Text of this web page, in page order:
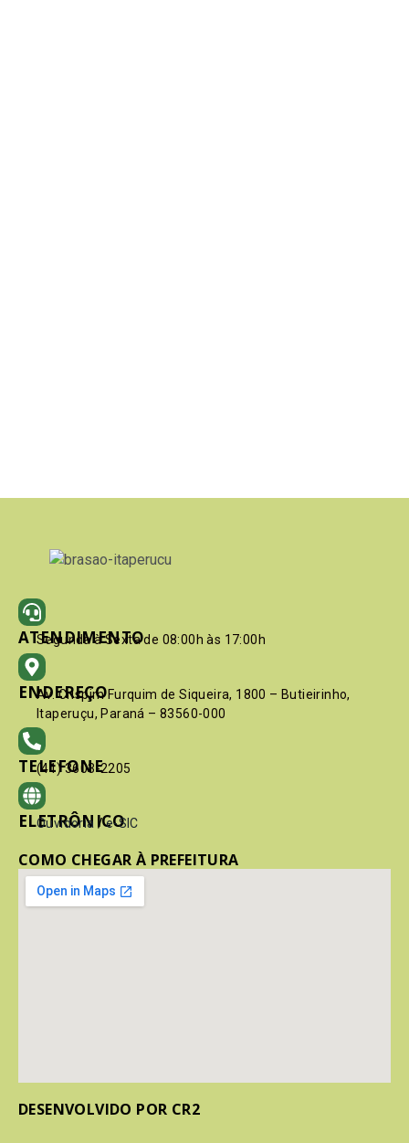
ATENDIMENTO
Segunda à Sexta de 08:00h às 17:00h
ENDEREÇO
Av. Crispim Furquim de Siqueira, 1800 – Butieirinho,
Itaperuçu, Paraná – 83560-000
TELEFONE
(41) 3603-2205
ELETRÔNICO
Ouvidoria / e-SIC
COMO CHEGAR À PREFEITURA
DESENVOLVIDO POR CR2